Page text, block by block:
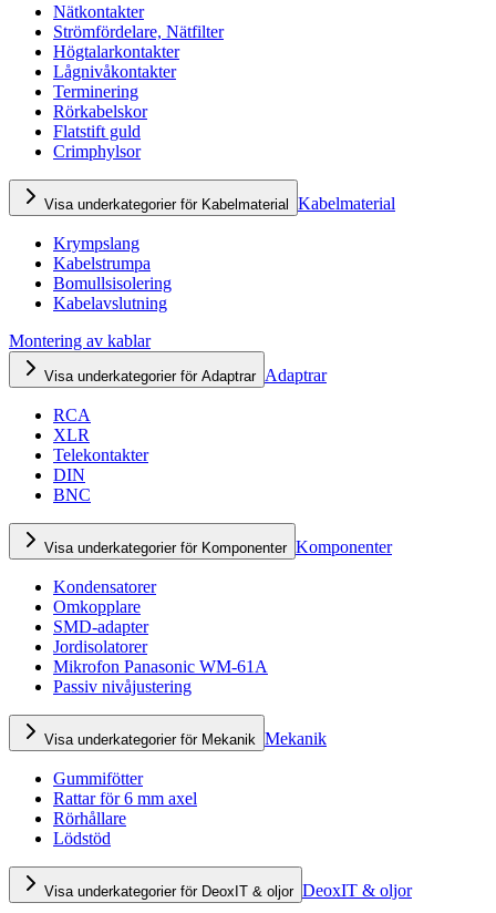
Nätkontakter
Strömfördelare, Nätfilter
Högtalarkontakter
Lågnivåkontakter
Terminering
Rörkabelskor
Flatstift guld
Crimphylsor
Visa underkategorier för Kabelmaterial Kabelmaterial
Krympslang
Kabelstrumpa
Bomullsisolering
Kabelavslutning
Montering av kablar
Visa underkategorier för Adaptrar Adaptrar
RCA
XLR
Telekontakter
DIN
BNC
Visa underkategorier för Komponenter Komponenter
Kondensatorer
Omkopplare
SMD-adapter
Jordisolatorer
Mikrofon Panasonic WM-61A
Passiv nivåjustering
Visa underkategorier för Mekanik Mekanik
Gummifötter
Rattar för 6 mm axel
Rörhållare
Lödstöd
Visa underkategorier för DeoxIT & oljor DeoxIT & oljor